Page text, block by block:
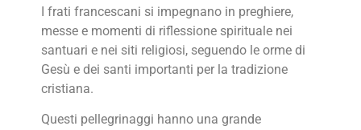
I frati francescani si impegnano in preghiere,
messe e momenti di riflessione spirituale nei
santuari e nei siti religiosi, seguendo le orme di
Gesù e dei santi importanti per la tradizione
cristiana.
Questi pellegrinaggi hanno una grande